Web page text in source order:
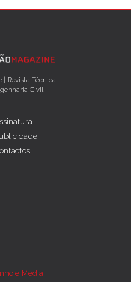
| Revista Técnica
Civil
e Média